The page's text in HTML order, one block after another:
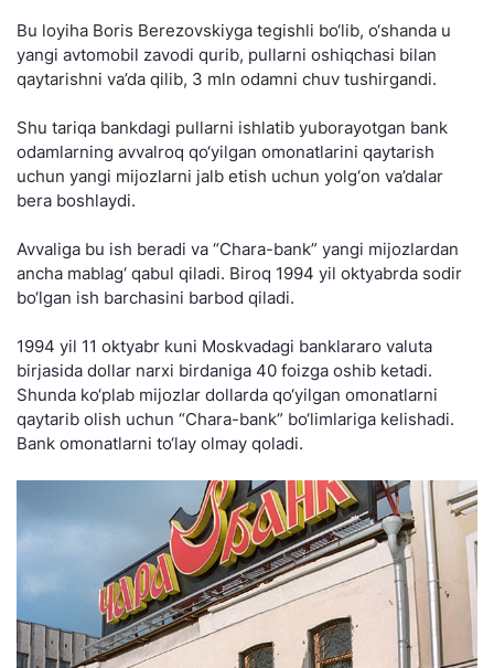
Bu loyiha Boris Berezovskiyga tegishli bo‘lib, o‘shanda u
yangi avtomobil zavodi qurib, pullarni oshiqchasi bilan
qaytarishni va’da qilib, 3 mln odamni chuv tushirgandi.
Shu tariqa bankdagi pullarni ishlatib yuborayotgan bank
odamlarning avvalroq qo‘yilgan omonatlarini qaytarish
uchun yangi mijozlarni jalb etish uchun yolg‘on va’dalar
bera boshlaydi.
Avvaliga bu ish beradi va “Chara-bank” yangi mijozlardan
ancha mablag‘ qabul qiladi. Biroq 1994 yil oktyabrda sodir
bo‘lgan ish barchasini barbod qiladi.
1994 yil 11 oktyabr kuni Moskvadagi banklararo valuta
birjasida dollar narxi birdaniga 40 foizga oshib ketadi.
Shunda ko‘plab mijozlar dollarda qo‘yilgan omonatlarni
qaytarib olish uchun “Chara-bank” bo‘limlariga kelishadi.
Bank omonatlarni to‘lay olmay qoladi.